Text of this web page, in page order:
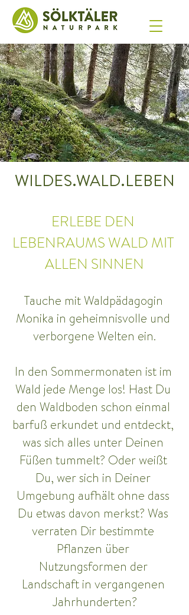
WILDES.WALD.LEBEN
ERLEBE DEN
LEBENRAUMS WALD MIT
ALLEN SINNEN
Tauche mit Waldpädagogin
Monika in geheimnisvolle und
verborgene Welten ein.
In den Sommermonaten ist im
Wald jede Menge los! Hast Du
den Waldboden schon einmal
barfuß erkundet und entdeckt,
was sich alles unter Deinen
Füßen tummelt? Oder weißt
Du, wer sich in Deiner
Umgebung aufhält ohne dass
Du etwas davon merkst? Was
verraten Dir bestimmte
Pflanzen über
Nutzungsformen der
Landschaft in vergangenen
Jahrhunderten?